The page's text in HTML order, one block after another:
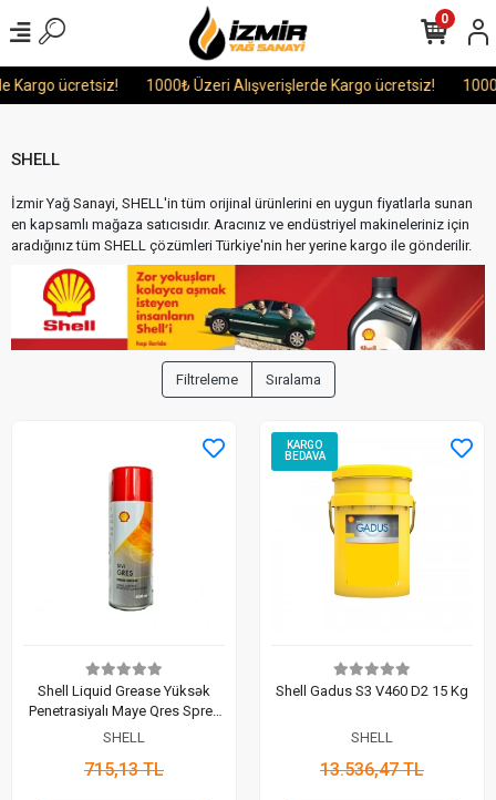
ücretsiz! 1000₺ Üzeri Alışverişlerde Kargo ücretsiz! 1000₺
0
SHELL
İzmir Yağ Sanayi, SHELL'in tüm orijinal ürünlerini en uygun fiyatlarla sunan
en kapsamlı mağaza satıcısıdır. Aracınız ve endüstriyel makineleriniz için
aradığınız tüm SHELL çözümleri Türkiye'nin her yerine kargo ile gönderilir.
Filtreleme Sıralama
Shell Liquid Grease Yüksək
Penetrasiyalı Maye Qres Sprey
400 ML
SHELL
715,13 TL
KARGO
BEDAVA
Shell Gadus S3 V460 D2 15 Kg
SHELL
13.536,47 TL